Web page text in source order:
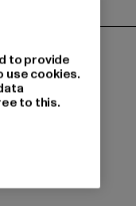
to provide
use cookies.
to this.